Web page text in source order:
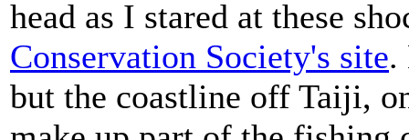
head as I stared at these
Conservation Society's site.
but the coastline off Taiji,